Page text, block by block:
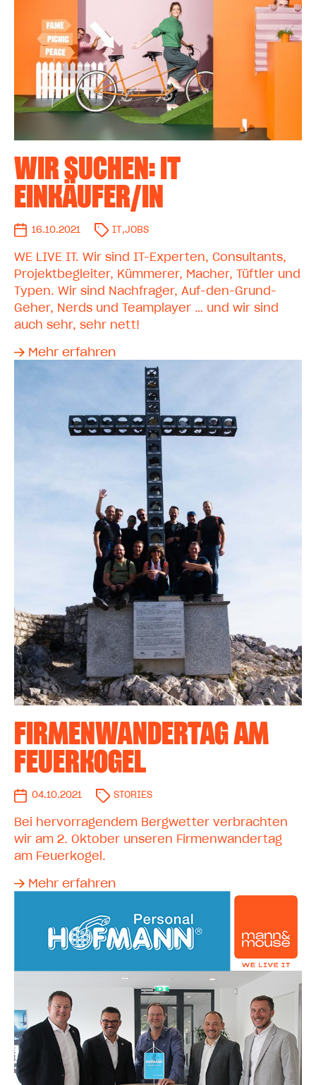
WIR SUCHEN: IT
EINKÄUFER/IN
16.10.2021 IT ,JOBS
WE LIVE IT. Wir sind IT-Experten, Consultants,
Projektbegleiter, Kümmerer, Macher, Tüftler und
Typen. Wir sind Nachfrager, Auf-den-Grund-
Geher, Nerds und Teamplayer … und wir sind
auch sehr, sehr nett!
Mehr erfahren
FIRMENWANDERTAG AM
FEUERKOGEL
04.10.2021 STORIES
Bei hervorragendem Bergwetter verbrachten
wir am 2. Oktober unseren Firmenwandertag
am Feuerkogel.
Mehr erfahren